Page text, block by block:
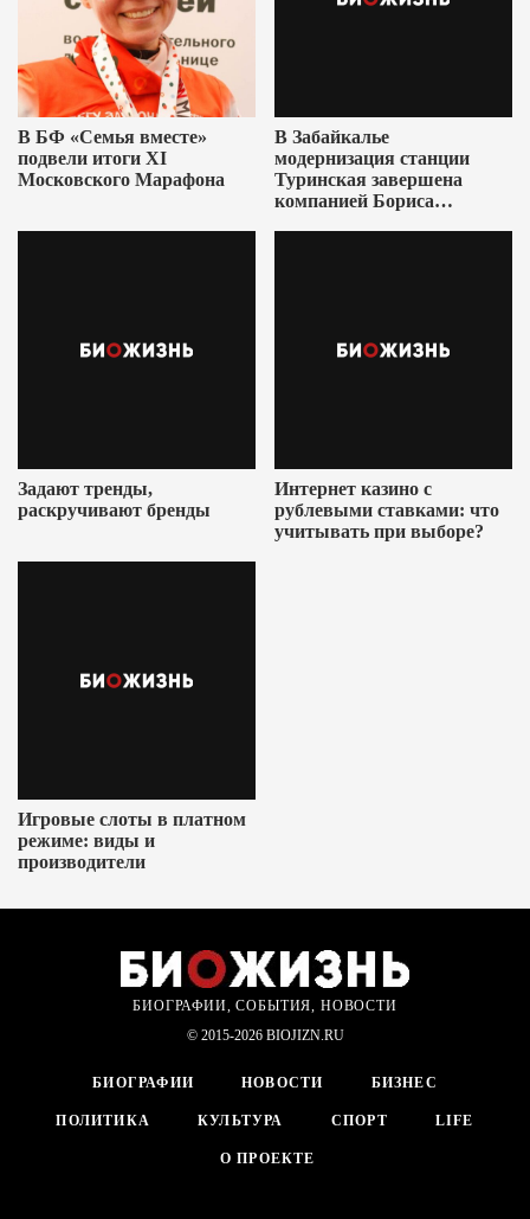
В БФ «Семья вместе»
подвели итоги XI
Московского Марафона
В Забайкалье
модернизация станции
Туринская завершена
компанией Бориса
Задают тренды,
раскручивают бренды
Интернет казино с
рублевыми ставками: что
учитывать при выборе?
Игровые слоты в платном
режиме: виды и
производители
БИОГРАФИИ, СОБЫТИЯ, НОВОСТИ
© 2015-2026 BIOJIZN.RU
БИОГРАФИИ НОВОСТИ БИЗНЕС
ПОЛИТИКА КУЛЬТУРА СПОРТ LIFE
О ПРОЕКТЕ